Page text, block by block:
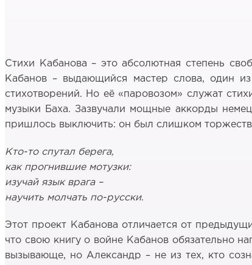
Стихи Кабанова – это абсолютная степень
Кабанов – выдающийся мастер слова, один
стихотворений. Но её «паровозом» служат
музыки Баха. Зазвучали мощные аккорды
пришлось выключить: он был слишком
Кто-то спутал берега,
как прогнившие мотузки:
изучай язык врага –
научить молчать по-русски.
Этот проект Кабанова отличается от
что свою книгу о войне Кабанов обязательно
вызывающе, но Александр – не из тех, кто